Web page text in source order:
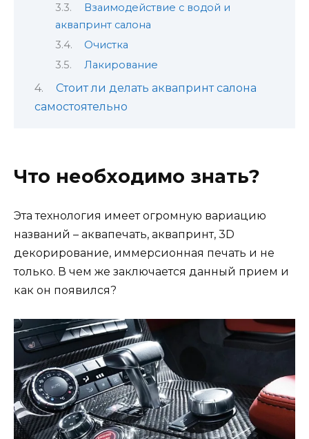
Взаимодействие с водой и
аквапринт салона
Очистка
Лакирование
Стоит ли делать аквапринт салона
самостоятельно
Что необходимо знать?
Эта технология имеет огромную вариацию
названий – аквапечать, аквапринт, 3D
декорирование, иммерсионная печать и не
только. В чем же заключается данный прием и
как он появился?